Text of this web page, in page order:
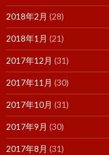
2018年2月 (28)
2018年1月 (21)
2017年12月 (31)
2017年11月 (30)
2017年10月 (31)
2017年9月 (30)
2017年8月 (31)